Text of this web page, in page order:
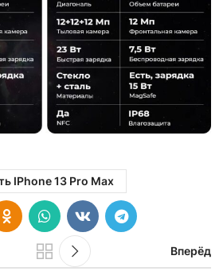
IPhone 13 Pro Max
Вперёд